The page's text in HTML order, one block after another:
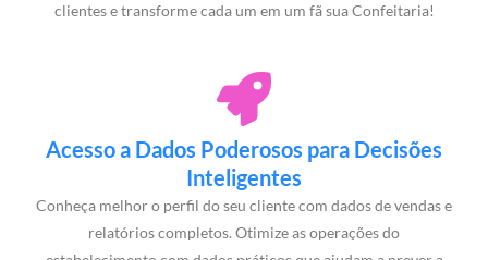
clientes e transforme cada um em um fã sua Confeitaria!
Acesso a Dados Poderosos para Decisões
Inteligentes
Conheça melhor o perfil do seu cliente com dados de vendas e
relatórios completos. Otimize as operações do